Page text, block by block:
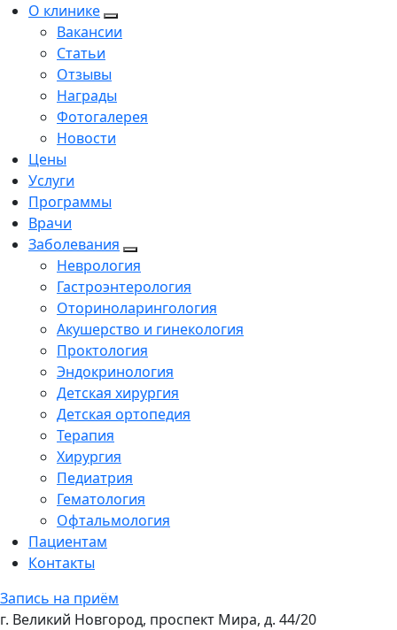
О клинике
Вакансии
Статьи
Отзывы
Награды
Фотогалерея
Новости
Цены
Услуги
Программы
Врачи
Заболевания
Неврология
Гастроэнтерология
Оториноларингология
Акушерство и гинекология
Проктология
Эндокринология
Детская хирургия
Детская ортопедия
Терапия
Хирургия
Педиатрия
Гематология
Офтальмология
Пациентам
Контакты
Запись на приём
г. Великий Новгород, проспект Мира, д. 44/20